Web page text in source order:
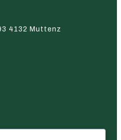
4132 Muttenz